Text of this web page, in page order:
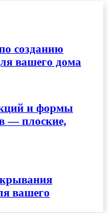
созданию
вашего дома
и формы
— плоские,
вашего